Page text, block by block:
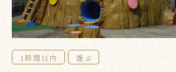
1時間以内 遊ぶ